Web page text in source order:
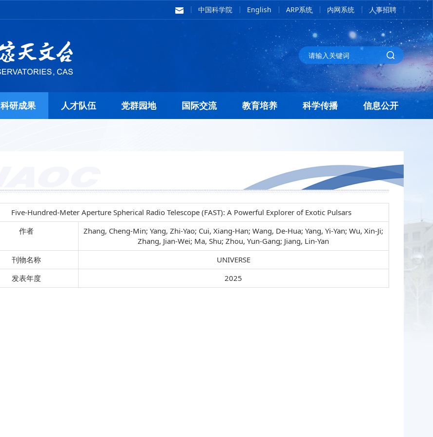
中国科学院 English ARP系统 内网系统 人事招聘
科研成果 人才队伍 党群园地 国际交流 教育培养 科学传播 信息公开
Five-Hundred-Meter Aperture Spherical Radio Telescope (FAST): A Powerful Explorer of Exotic Pulsars
作者
Zhang, Cheng-Min; Yang, Zhi-Yao; Cui, Xiang-Han; Wang, De-Hua; Yang, Yi-Yan; Wu, Xin-Ji;
Zhang, Jian-Wei; Ma, Shu; Zhou, Yun-Gang; Jiang, Lin-Yan
刊物名称
UNIVERSE
发表年度
2025